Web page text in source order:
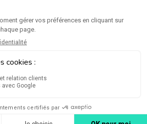
Rechtliche Hinweise
Allgemeine Geschäftsbedingungen
Datenschutzrichtlinie
Cookies
, Brakson-Gruppe